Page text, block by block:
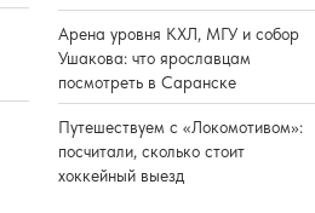
Арена уровня КХЛ, МГУ и собор
Ушакова: что ярославцам
посмотреть в Саранске
Путешествуем с «Локомотивом»:
посчитали, сколько стоит
хоккейный выезд